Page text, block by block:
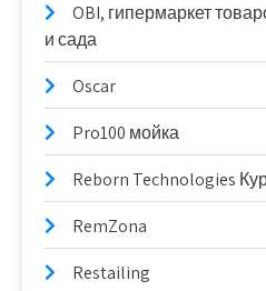
OBI, гипермаркет
и сада
Oscar
Pro100 мойка
Reborn Technologies
RemZona
Restailing